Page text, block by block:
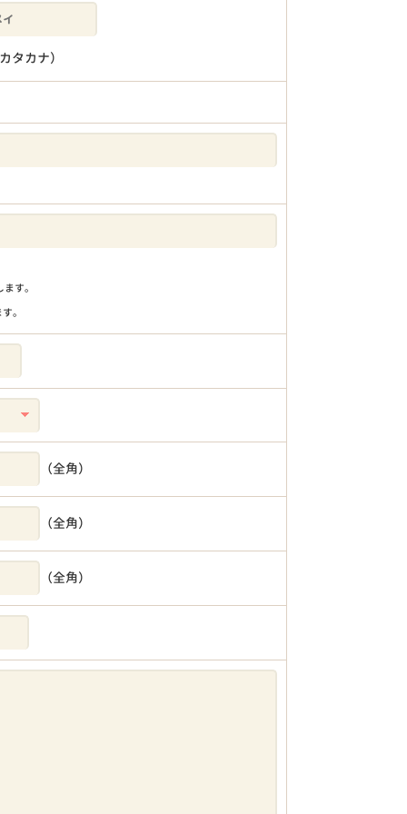
タカナ）
す。
。
（全角）
（全角）
（全角）